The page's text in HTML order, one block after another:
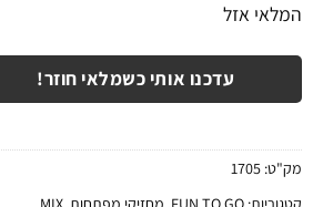
המלאי אזל
עדכנו אותי כשמלאי חוזר!
מק"ט: 1705